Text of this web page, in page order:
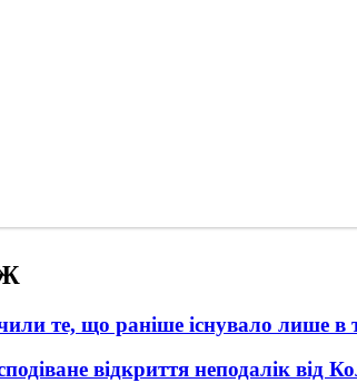
те, що раніше існувало лише в
відкриття неподалік від